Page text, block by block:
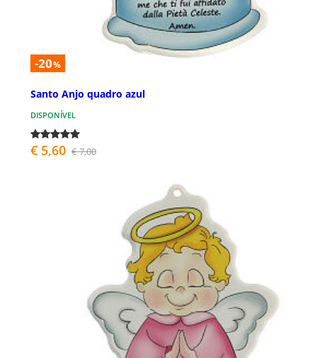
-20%
Santo Anjo quadro azul
DISPONÍVEL
€ 5,60 € 7,00